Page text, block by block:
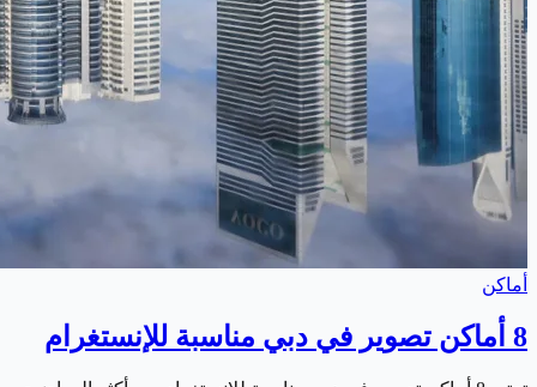
أماكن
8 أماكن تصوير في دبي مناسبة للإنستغرام